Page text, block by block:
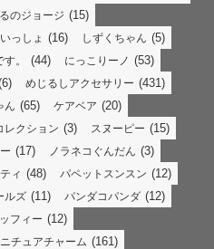
のジョージ (15)
っしょ (16) しずくちゃん (5)
。 (44) にっこりーノ (53)
めじるしアクセサリー (431)
ん (65) ケアベア (20)
レクション (3) スヌーピー (15)
(17) ノラネコぐんだん (3)
ィ (48) パペットスンスン (12)
ルズ (11) パンダコパンダ (12)
フィー (12)
ニチュアチャーム (161)